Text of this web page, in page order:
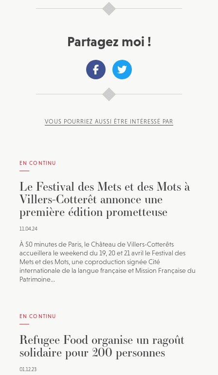
Partagez moi !
VOUS POURRIEZ AUSSI ÊTRE INTÉRESSÉ PAR
EN CONTINU
Le Festival des Mets et des Mots à
Villers-Cotterêt annonce une
première édition prometteuse
11.04.24
À 50 minutes de Paris, le Château de Villers-Cotterêts
accueillera le weekend du 19, 20 et 21 avril le Festival des
Mets et des Mots, une coproduction signée Cité
internationale de la langue française et Mission Française du
Patrimoine...
EN CONTINU
Refugee Food organise un ragoût
solidaire pour 200 personnes
01.12.23